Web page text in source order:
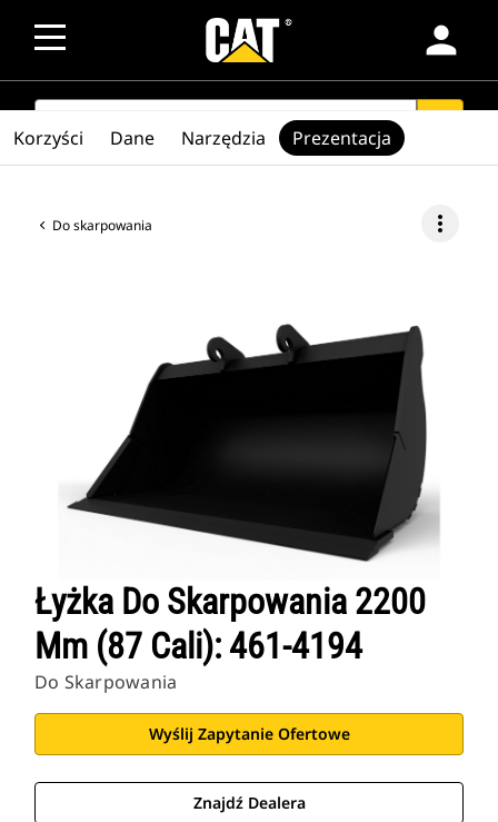
person
SEARCH
Do skarpowania more_vert
Łyżka Do Skarpowania 2200
Mm (87 Cali): 461-4194
Do Skarpowania
Wyślij Zapytanie Ofertowe
Znajdź Dealera
Korzyści Dane Narzędzia Prezentacja